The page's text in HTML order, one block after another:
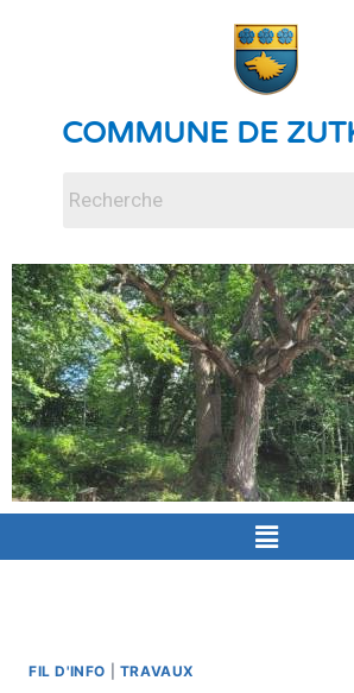
COMMUNE DE
FIL D'INFO TRAVAUX